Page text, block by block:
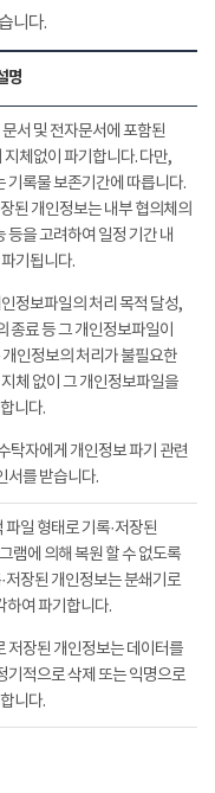
니다.
명
서 및 전자문서에 포함된
체없이 파기합니다. 다만,
기록물 보존기간에 따릅니다.
된 개인정보는 내부 협의체의
등을 고려하여 일정 기간 내
기됩니다.
정보파일의 처리 목적 달성,
종료 등 그 개인정보파일이
인정보의 처리가 불필요한
체 없이 그 개인정보파일을
니다.
탁자에게 개인정보 파기 관련
서를 받습니다.
파일 형태로 기록·저장된
램에 의해 복원 할 수 없도록
저장된 개인정보는 분쇄기로
하여 파기합니다.
저장된 개인정보는 데이터를
기적으로 삭제 또는 익명으로
니다.